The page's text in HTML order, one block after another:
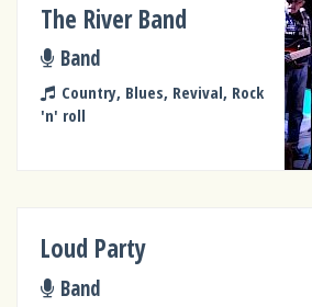
The River Band
Band
Country, Blues, Revival, Rock
'n' roll
Loud Party
Band